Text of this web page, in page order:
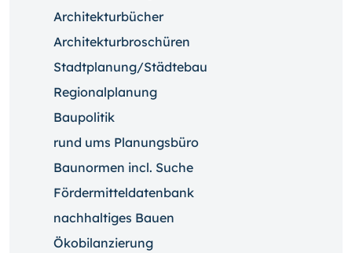
Architekturbücher
Architekturbroschüren
Stadtplanung/Städtebau
Regionalplanung
Baupolitik
rund ums Planungsbüro
Baunormen incl. Suche
Fördermitteldatenbank
nachhaltiges Bauen
Ökobilanzierung